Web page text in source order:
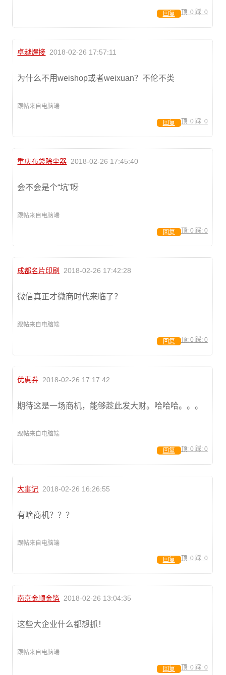
顶: 0 踩: 0
回复
卓越焊接 2018-02-26 17:57:11
为什么不用weishop或者weixuan？不伦不类
跟帖来自电脑端
顶: 0 踩: 0
回复
重庆布袋除尘器 2018-02-26 17:45:40
会不会是个“坑”呀
跟帖来自电脑端
顶: 0 踩: 0
回复
成都名片印刷 2018-02-26 17:42:28
微信真正才微商时代来临了？
跟帖来自电脑端
顶: 0 踩: 0
回复
优惠券 2018-02-26 17:17:42
期待这是一场商机，能够趁此发大财。哈哈哈。。。
跟帖来自电脑端
顶: 0 踩: 0
回复
大事记 2018-02-26 16:26:55
有啥商机？？？
跟帖来自电脑端
顶: 0 踩: 0
回复
南京金顺金箔 2018-02-26 13:04:35
这些大企业什么都想抓！
跟帖来自电脑端
顶: 0 踩: 0
回复